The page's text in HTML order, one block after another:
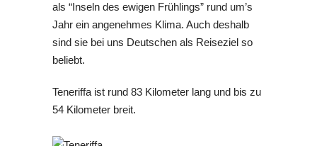
als “Inseln des ewigen Frühlings” rund um’s
Jahr ein angenehmes Klima. Auch deshalb
sind sie bei uns Deutschen als Reiseziel so
beliebt.
Teneriffa ist rund 83 Kilometer lang und bis zu
54 Kilometer breit.